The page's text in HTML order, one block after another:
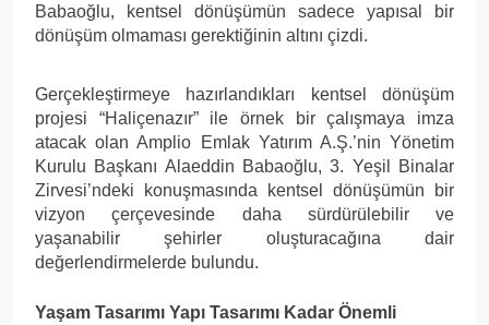
Babaoğlu, kentsel dönüşümün sadece yapısal bir
dönüşüm olmaması gerektiğinin altını çizdi.
Gerçekleştirmeye hazırlandıkları kentsel dönüşüm
projesi “Haliçenazır” ile örnek bir çalışmaya imza
atacak olan Amplio Emlak Yatırım A.Ş.’nin Yönetim
Kurulu Başkanı Alaeddin Babaoğlu, 3. Yeşil Binalar
Zirvesi’ndeki konuşmasında kentsel dönüşümün bir
vizyon çerçevesinde daha sürdürülebilir ve
yaşanabilir şehirler oluşturacağına dair
değerlendirmelerde bulundu.
Yaşam Tasarımı Yapı Tasarımı Kadar Önemli